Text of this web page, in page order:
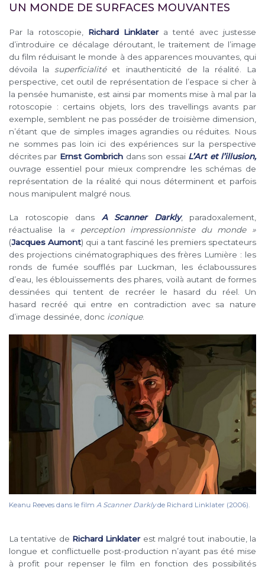
UN MONDE DE SURFACES MOUVANTES
Par la rotoscopie, Richard Linklatera tenté avec justesse
d’introduire ce décalage déroutant, le traitement de l’image
du film réduisant le monde à des apparences mouvantes, qui
dévoila la superficialité et inauthenticité de la réalité. La
perspective, cet outil de représentation de l’espace si cher à
la pensée humaniste, est ainsi par moments mise à mal par la
rotoscopie : certains objets, lors des travellings avants par
exemple, semblent ne pas posséder de troisième dimension,
n’étant que de simples images agrandies ou réduites. Nous
ne sommes pas loin ici des expériences sur la perspective
décrites par Ernst Gombrich dans son essai L’Art et l’illusion,
ouvrage essentiel pour mieux comprendre les schémas de
représentation de la réalité qui nous déterminent et parfois
nous manipulent malgré nous.
La rotoscopie dans A Scanner Darkly, paradoxalement,
réactualise la « perception impressionniste du monde »
(Jacques Aumont) qui a tant fasciné les premiers spectateurs
des projections cinématographiques des frères Lumière : les
ronds de fumée soufflés par Luckman, les éclaboussures
d’eau, les éblouissements des phares, voilà autant de formes
dessinées qui tentent de recréer le hasard du réel. Un
hasard recréé qui entre en contradiction avec sa nature
d’image dessinée, donc iconique.
Keanu Reeves dans le film A Scanner Darklyde Richard Linklater (2006).
La tentative de Richard Linklaterest malgré tout inaboutie, la
longue et conflictuelle post-production n’ayant pas été mise
à profit pour repenser le film en fonction des possibilités